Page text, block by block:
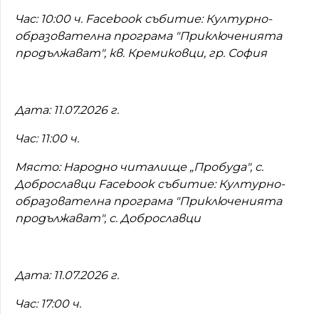
Час: 10:00 ч. Facebook събитие: Културно-
образователна програма "Приключенията
продължават", кв. Кремиковци, гр. София
Дата: 11.07.2026 г.
Час: 11:00 ч.
Място: Народно читалище „Пробуда", с.
Доброславци Facebook събитие: Културно-
образователна програма "Приключенията
продължават", с. Доброславци
Дата: 11.07.2026 г.
Час: 17:00 ч.